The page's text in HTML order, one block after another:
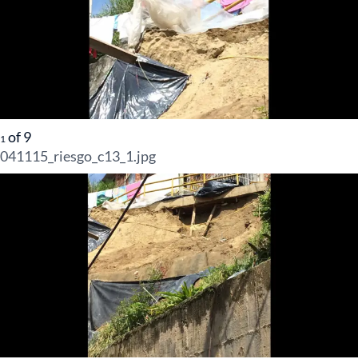
1 of9
041115_riesgo_c13_1.jpg